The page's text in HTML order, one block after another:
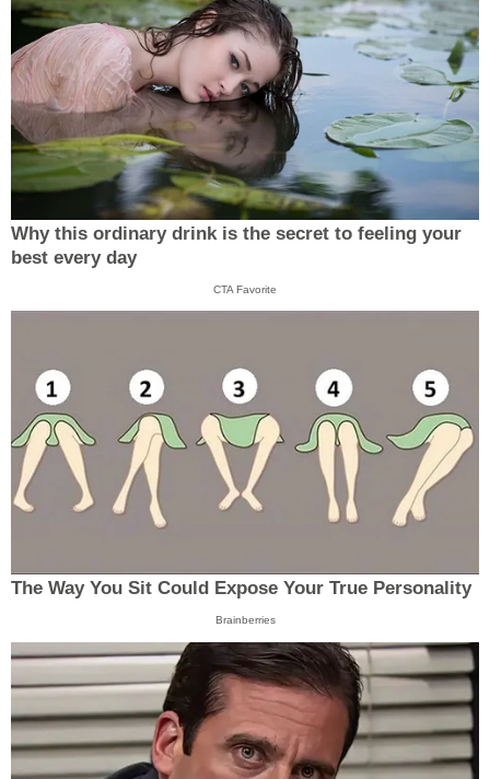
Why this ordinary drink is the secret to feeling your
best every day
CTA Favorite
The Way You Sit Could Expose Your True Personality
Brainberries